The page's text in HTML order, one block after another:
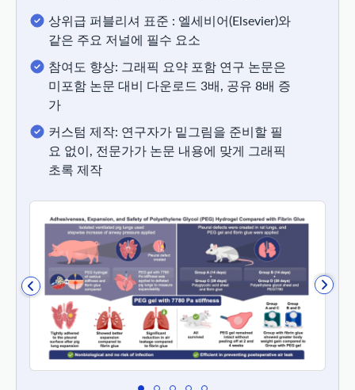
상위급 퍼블리셔 표준 : 엘세비어(Elsevier)와
같은 주요 저널에 필수 요소
참여도 향상: 그래픽 요약 포함 연구 논문은
미포함 논문 대비 다운로드 3배, 공유 8배 증
가
커스텀 제작: 연구자가 밑그림을 준비할 필
요 없이, 전문가가 논문 내용에 맞게 그래픽
초록 제작